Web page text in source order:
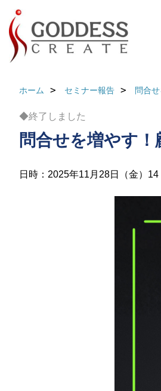
ホーム セミナー報告 問合
◆終了しました
問合せを増やす
日時：2025年11月28日（金）